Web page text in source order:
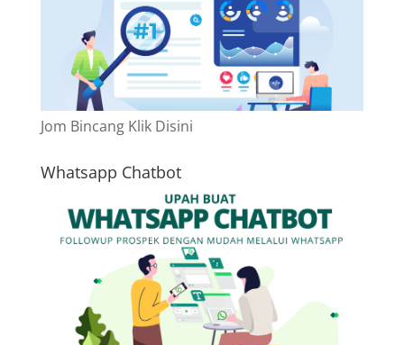
Jom Bincang Klik Disini
Whatsapp Chatbot